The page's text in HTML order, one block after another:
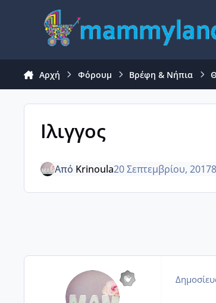
Μετάβαση σε περιεχόμενο
Αρχή Φόρουμ Βρέφη & Νήπια
Ιλιγγος
Από Krinoula20 Σεπτεμβρίου, 2017